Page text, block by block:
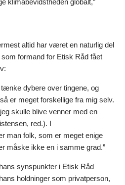
altid har været en naturlig del
formand for Etisk Råd fået
dybere over tingene, og
er meget forskellige fra mig selv.
skulle blive venner med en
red.). I
man folk, som er meget enige
måske ikke en i samme grad.”
synspunkter i Etisk Råd
holdninger som privatperson,